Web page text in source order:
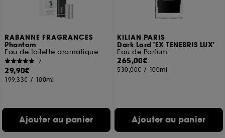
RABANNE FRAGRANCES
Phantom
Eau de toilette aromatique
7
29,90€
199,33€ / 100ml
Ajouter au panier
KILIAN PARIS
Dark Lord 'EX TENEBRIS LUX'
Eau de Parfum
265,00€
530,00€ / 100ml
Ajouter au panier